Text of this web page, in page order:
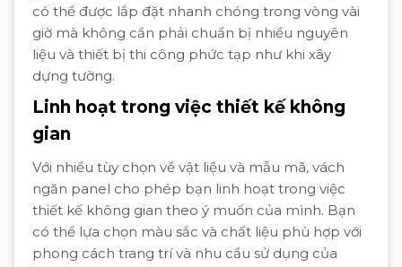
có thể được lắp đặt nhanh chóng trong vòng vài
giờ mà không cần phải chuẩn bị nhiều nguyên
liệu và thiết bị thi công phức tạp như khi xây
dựng tường.
Linh hoạt trong việc thiết kế không
gian
Với nhiều tùy chọn về vật liệu và mẫu mã, vách
ngăn panel cho phép bạn linh hoạt trong việc
thiết kế không gian theo ý muốn của mình. Bạn
có thể lựa chọn màu sắc và chất liệu phù hợp với
phong cách trang trí và nhu cầu sử dụng của